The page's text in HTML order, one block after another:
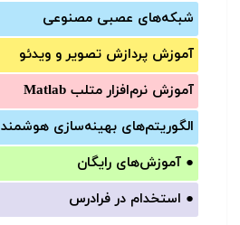
شبکه‌های عصبی مصنوعی
آموزش‌ پردازش تصویر و ویدئو
آموزش‌ نرم‌افزار متلب Matlab
الگوریتم‌های بهینه‌سازی هوشمند
● آموزش‌های رایگان
● استخدام در فرادرس